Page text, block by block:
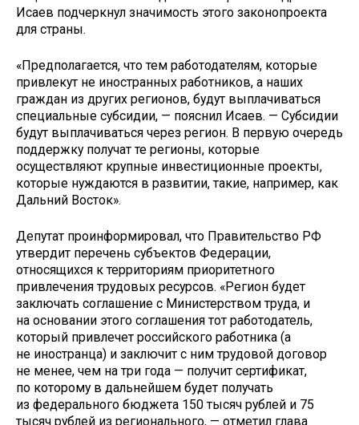
Исаев подчеркнул значимость этого законопроекта
для страны.
«Предполагается, что тем работодателям, которые
привлекут не иностранных работников, а наших
граждан из других регионов, будут выплачиваться
специальные субсидии, — пояснил Исаев. — Субсидии
будут выплачиваться через регион. В первую очередь
поддержку получат те регионы, которые
осуществляют крупные инвестиционные проекты,
которые нуждаются в развитии, такие, например, как
Дальний Восток».
Депутат проинформировал, что Правительство РФ
утвердит перечень субъектов Федерации,
относящихся к территориям приоритетного
привлечения трудовых ресурсов. «Регион будет
заключать соглашение с Министерством труда, и
на основании этого соглашения тот работодатель,
который привлечет российского работника (а
не иностранца) и заключит с ним трудовой договор
не менее, чем на три года — получит сертификат,
по которому в дальнейшем будет получать
из федерального бюджета 150 тысяч рублей и 75
тысяч рублей из регионального, — отметил глава